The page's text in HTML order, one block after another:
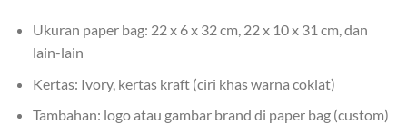
Ukuran paper bag: 22 x 6 x 32 cm, 22 x 10 x 31 cm, dan
lain-lain
Kertas: Ivory, kertas kraft (ciri khas warna coklat)
Tambahan: logo atau gambar brand di paper bag (custom)